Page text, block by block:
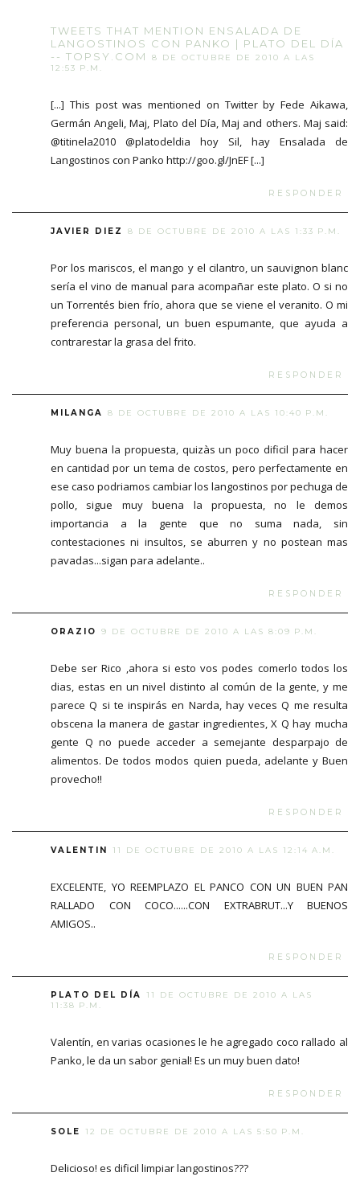
TWEETS THAT MENTION ENSALADA DE
LANGOSTINOS CON PANKO | PLATO DEL DÍA
-- TOPSY.COM
8 DE OCTUBRE DE 2010 A LAS
12:53 P.M.
[...] This post was mentioned on Twitter by Fede Aikawa,
Germán Angeli, Maj, Plato del Día, Maj and others. Maj said:
@titinela2010 @platodeldia hoy Sil, hay Ensalada de
Langostinos con Panko http://goo.gl/JnEF [...]
RESPONDER
JAVIER DIEZ 8 DE OCTUBRE DE 2010 A LAS 1:33 P.M.
Por los mariscos, el mango y el cilantro, un sauvignon blanc
sería el vino de manual para acompañar este plato. O si no
un Torrentés bien frío, ahora que se viene el veranito. O mi
preferencia personal, un buen espumante, que ayuda a
contrarestar la grasa del frito.
RESPONDER
MILANGA 8 DE OCTUBRE DE 2010 A LAS 10:40 P.M.
Muy buena la propuesta, quizàs un poco dificil para hacer
en cantidad por un tema de costos, pero perfectamente en
ese caso podriamos cambiar los langostinos por pechuga de
pollo, sigue muy buena la propuesta, no le demos
importancia a la gente que no suma nada, sin
contestaciones ni insultos, se aburren y no postean mas
pavadas...sigan para adelante..
RESPONDER
ORAZIO 9 DE OCTUBRE DE 2010 A LAS 8:09 P.M.
Debe ser Rico ,ahora si esto vos podes comerlo todos los
dias, estas en un nivel distinto al común de la gente, y me
parece Q si te inspirás en Narda, hay veces Q me resulta
obscena la manera de gastar ingredientes, X Q hay mucha
gente Q no puede acceder a semejante desparpajo de
alimentos. De todos modos quien pueda, adelante y Buen
provecho!!
RESPONDER
VALENTIN 11 DE OCTUBRE DE 2010 A LAS 12:14 A.M.
EXCELENTE, YO REEMPLAZO EL PANCO CON UN BUEN PAN
RALLADO CON COCO......CON EXTRABRUT...Y BUENOS
AMIGOS..
RESPONDER
PLATO DEL DÍA
11 DE OCTUBRE DE 2010 A LAS
11:38 P.M.
Valentín, en varias ocasiones le he agregado coco rallado al
Panko, le da un sabor genial! Es un muy buen dato!
RESPONDER
SOLE 12 DE OCTUBRE DE 2010 A LAS 5:50 P.M.
Delicioso! es dificil limpiar langostinos???